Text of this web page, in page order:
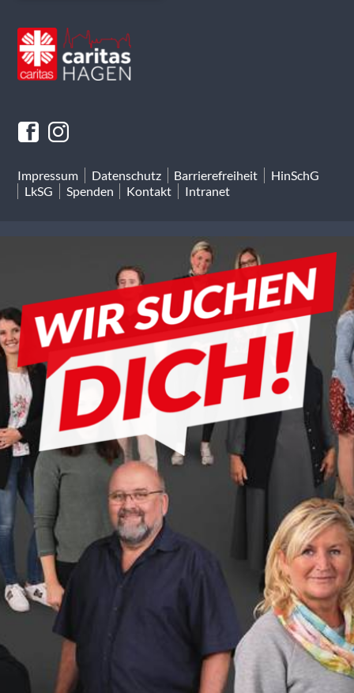
Impressum Datenschutz Barrierefreiheit
HinSchG
LkSG
Spenden Kontakt Intranet